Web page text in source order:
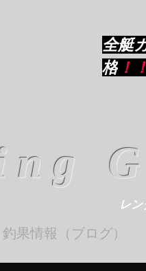
全艇
格 ！！
レ
釣果情報（ブログ）